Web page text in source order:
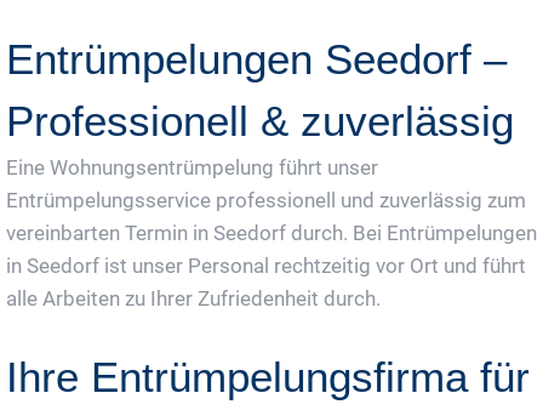
Entrümpelungen Seedorf –
Professionell & zuverlässig
Eine Wohnungsentrümpelung führt unser
Entrümpelungsservice professionell und zuverlässig zum
vereinbarten Termin in Seedorf durch. Bei Entrümpelungen
in Seedorf ist unser Personal rechtzeitig vor Ort und führt
alle Arbeiten zu Ihrer Zufriedenheit durch.
Ihre Entrümpelungsfirma für